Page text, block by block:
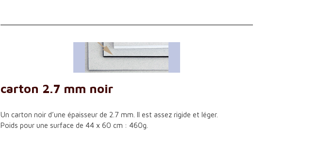
carton 2.7 mm noir
Un carton noir d’une épaisseur de 2.7 mm. Il est assez rigide et léger.
Poids pour une surface de 44 x 60 cm : 460g.